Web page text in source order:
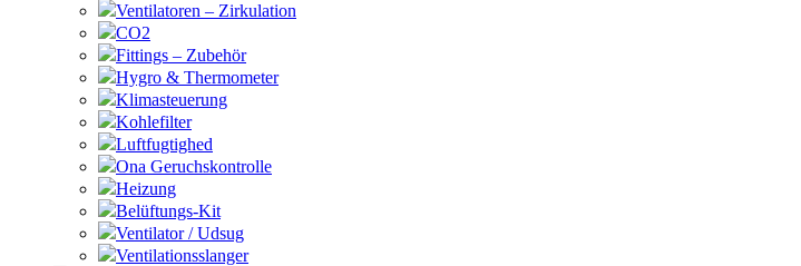
Ventilatoren – Zirkulation
CO2
Fittings – Zubehör
Hygro & Thermometer
Klimasteuerung
Kohlefilter
Luftfugtighed
Ona Geruchskontrolle
Heizung
Belüftungs-Kit
Ventilator / Udsug
Ventilationsslanger